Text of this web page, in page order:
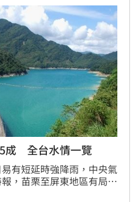
成 全台水情一覽
有短延時強降雨，中央氣
，苗栗至屏東地區有局部